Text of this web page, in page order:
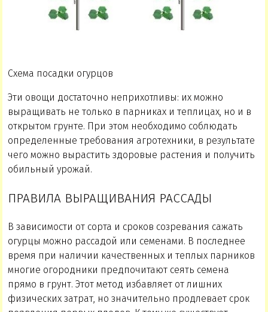
Схема посадки огурцов
Эти овощи достаточно неприхотливы: их можно
выращивать не только в парниках и теплицах, но и в
открытом грунте. При этом необходимо соблюдать
определенные требования агротехники, в результате
чего можно вырастить здоровые растения и получить
обильный урожай.
ПРАВИЛА ВЫРАЩИВАНИЯ РАССАДЫ
В зависимости от сорта и сроков созревания сажать
огурцы можно рассадой или семенами. В последнее
время при наличии качественных и теплых парников
многие огородники предпочитают сеять семена
прямо в грунт. Этот метод избавляет от лишних
физических затрат, но значительно продлевает срок